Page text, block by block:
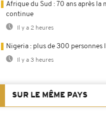
Afrique du Sud : 70 ans après la
continue
Il y a 2 heures
Nigeria : plus de 300 personnes
Il y a 3 heures
SUR LE MÊME PAYS